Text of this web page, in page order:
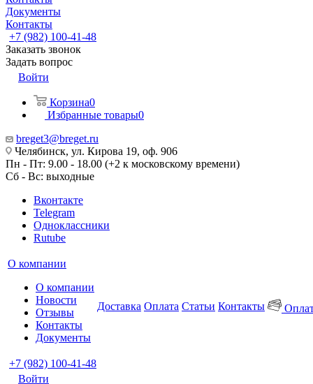
Документы
Контакты
+7 (982) 100-41-48
Заказать звонок
Задать вопрос
Войти
Корзина0
Избранные товары0
breget3@breget.ru
Челябинск, ул. Кирова 19, оф. 906
Пн - Пт: 9.00 - 18.00 (+2 к московскому времени)
Сб - Вс: выходные
Вконтакте
Telegram
Одноклассники
Rutube
О компании
О компании
Новости
Отзывы
Контакты
Документы
Доставка Оплата Статьи Контакты
+7 (982) 100-41-48
Войти